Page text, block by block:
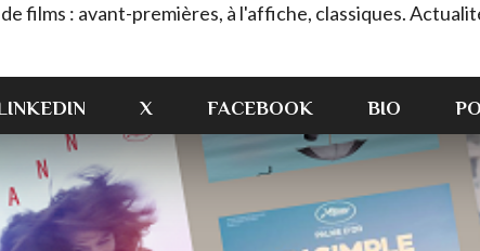
films : avant-premières, à l'affiche, classiques.
X FACEBOOK BIO